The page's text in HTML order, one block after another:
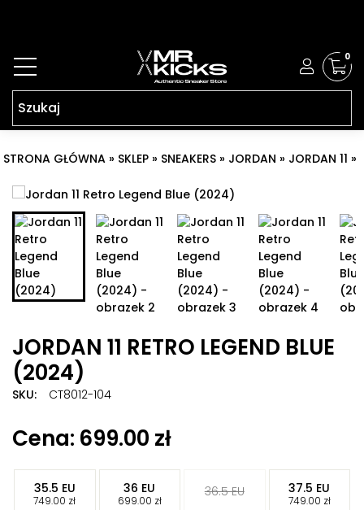
0
STRONA GŁÓWNA » SKLEP » SNEAKERS » JORDAN » JORDAN 11 »
JORDAN 11 RETRO LEGEND BLUE
(2024)
699.00 zł
-
35.5 EU
-
749.00 zł
-
36 EU
-
699.00 zł
36.5 EU -
37.5 EU
-
749.00 zł
SKU:
CT8012-104
Jordan 11 Legend Blue,Jordan 11 Retro